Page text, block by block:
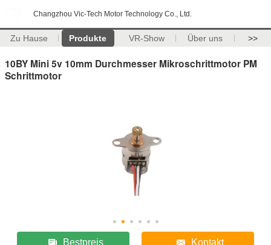
Changzhou Vic-Tech Motor Technology Co., Ltd.
Zu Hause Produkte VR-Show Über uns >>
10BY Mini 5v 10mm Durchmesser Mikroschrittmotor PM
Schrittmotor
Bestpreis Kontakt